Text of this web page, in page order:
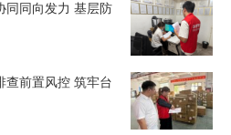
同同向发力 基层防
查前置风控 筑牢台